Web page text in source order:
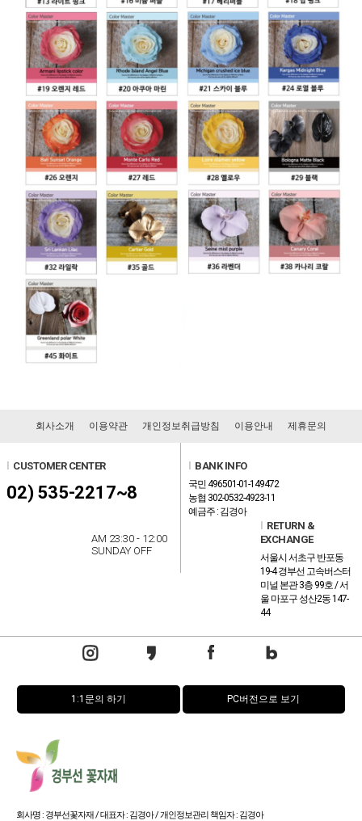
회사소개 이용약관 개인정보취급방침 이용안내 제휴문의
CUSTOMER CENTER
02) 535-2217~8
AM 23:30 - 12:00
SUNDAY OFF
BANK INFO
국민 496501-01-149472
농협 302-0532-4923-11
예금주 : 김경아
RETURN &
EXCHANGE
서울시 서초구 반포동
19-4 경부선 고속버스터
미널 본관 3층 99호 / 서
울 마포구 성산2동 147-
44
1:1문의 하기 PC버전으로 보기
회사명 : 경부선꽃자재 / 대표자 : 김경아 / 개인정보관리 책임자 : 김경아